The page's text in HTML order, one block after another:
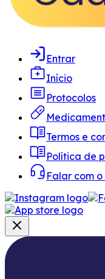
Entrar
Início
Protocolos
Termos e
Política de
Falar com